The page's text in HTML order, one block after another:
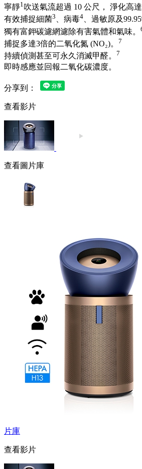
寧靜1吹送氣流超過 10 公尺， 淨化高達
有效捕捉細菌3 、病毒4、過敏原及
獨有富鉀碳濾網濾除有害氣體和氣味。
捕捉多達3倍的二氧化氮 (NO₂)。 7
持續偵測甚至可永久消滅甲醛。 7
即時感應並回報二氧化碳濃度。
分享到：
查看影片
查看圖片庫
片庫
查看影片